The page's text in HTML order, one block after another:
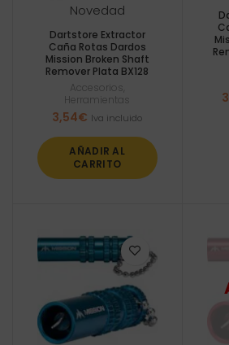
Novedad
Dartstore Extractor
Caña Rotas Dardos
Mission Broken Shaft
Remover Plata BX128
Accesorios
Herramientas
3,54€ Iva incluido
AÑADIR AL
CARRITO